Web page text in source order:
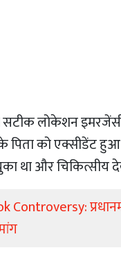
लोकेशन
पिता को एक्सीडेंट
था और
Controversy: